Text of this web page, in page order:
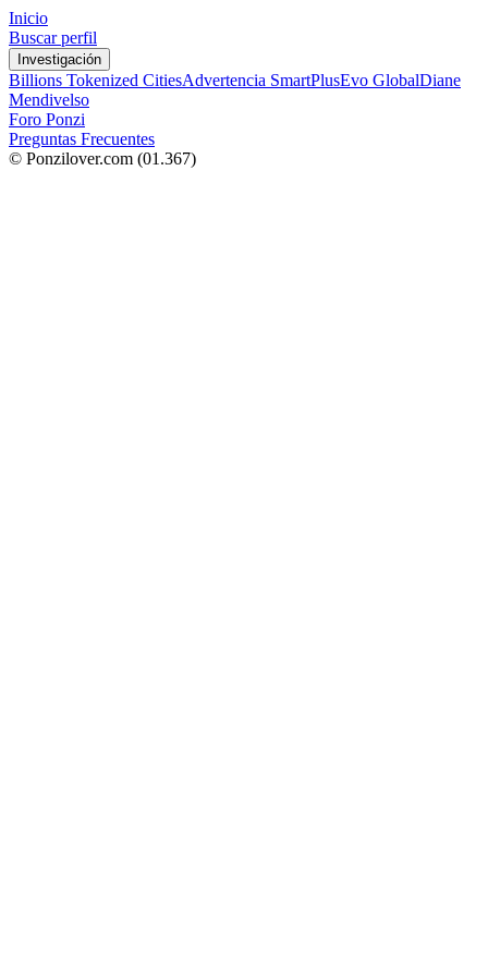
Inicio
Buscar perfil
Investigación
Billions Tokenized CitiesAdvertencia SmartPlusEvo GlobalDiane
Mendivelso
Foro Ponzi
Preguntas Frecuentes
© Ponzilover.com (01.367)